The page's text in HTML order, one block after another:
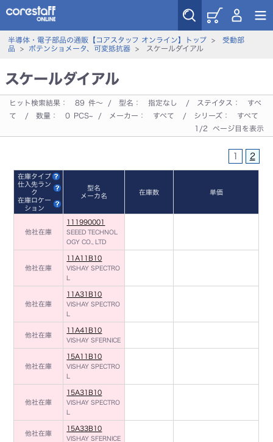
半導体・電子部品の通販【コアスタッフ オンライン】トップ>
受動部
品 > ポテンショメータ、可変抵抗器> スケールダイアル
スケールダイアル
ヒット検索結果： 89 件～ / 型名： 指定なし / ステイタス：
すべ
て
/ 数量： 0 PCS~ / メーカー： すべて / シリーズ：
すべて
1/2 ページ目を表示
1 2
在庫タイプ
仕入先ラン
ク
在庫ロケー
ション
型名
メーカ名
在庫数 単価
他社在庫
111990001
SEEED TECHNOL
OGY CO., LTD
他社在庫
11A11B10
VISHAY SPECTRO
L
他社在庫
11A31B10
VISHAY SPECTRO
L
他社在庫
11A41B10
VISHAY SFERNICE
他社在庫
15A11B10
VISHAY SPECTRO
L
他社在庫
15A31B10
VISHAY SPECTRO
L
他社在庫
15A33B10
VISHAY SFERNICE